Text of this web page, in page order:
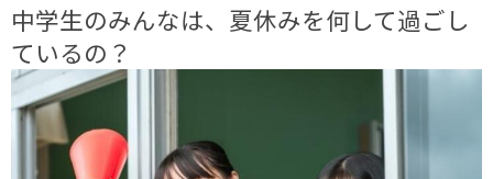
中学生のみんなは、夏休みを何して過ごし
ているの？